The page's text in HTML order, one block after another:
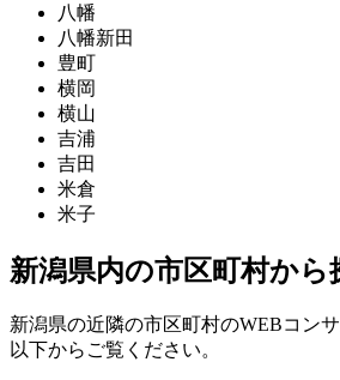
八幡
八幡新田
豊町
横岡
横山
吉浦
吉田
米倉
米子
新潟県内の市区町村から
新潟県の近隣の市区町村のWEBコン
以下からご覧ください。